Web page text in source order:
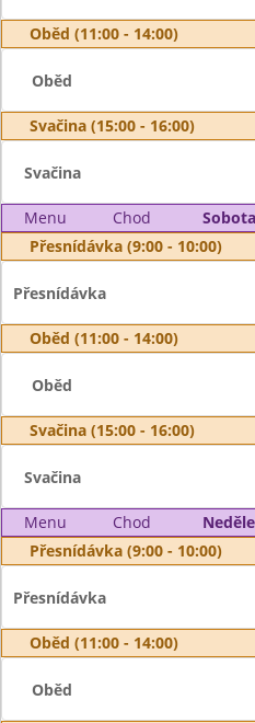
Oběd (11:00 - 14:00)
Oběd
Svačina (15:00 - 16:00)
Svačina
Menu Chod
Přesnídávka (9:00 - 10:00)
Přesnídávka
Oběd (11:00 - 14:00)
Oběd
Svačina (15:00 - 16:00)
Svačina
Menu Chod
Přesnídávka (9:00 - 10:00)
Přesnídávka
Oběd (11:00 - 14:00)
Oběd